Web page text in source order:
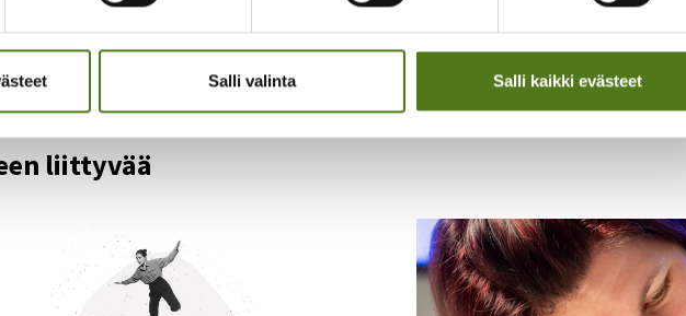
Salli valinta Salli kaikki evästeet
Ymmärrettävä Epäselvä Turha
liittyvää